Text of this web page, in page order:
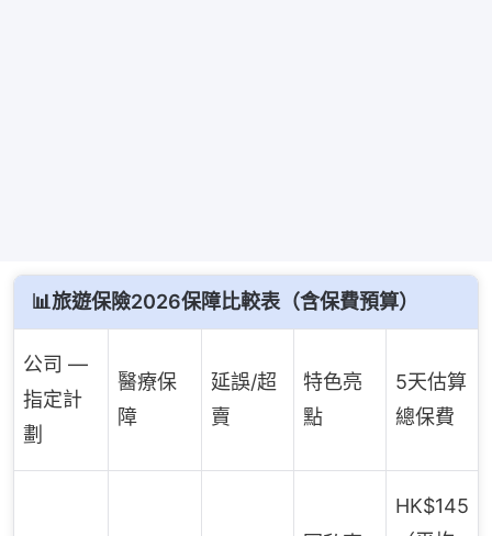
📊旅遊保險2026保障比較表（含保費預算）
公司 —
指定計
劃
醫療保
障
延誤/超
賣
特色亮
點
5天估算
總保費
HK$145